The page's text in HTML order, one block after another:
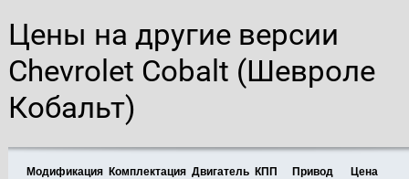
Цены на другие версии
Chevrolet Cobalt (Шевроле
Кобальт)
Модификация Комплектация Двигатель КПП Привод Цена